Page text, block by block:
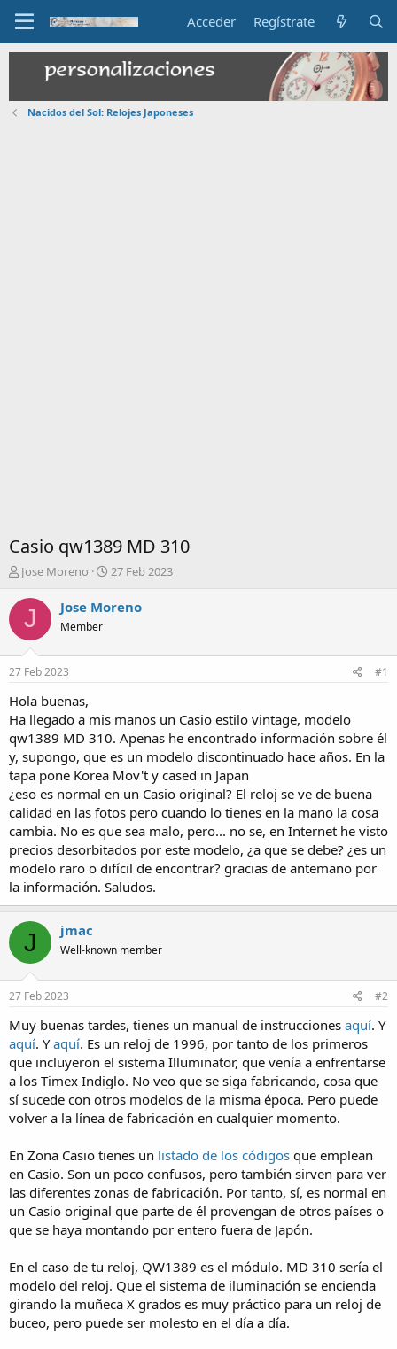
Acceder Regístrate
Nacidos del Sol: Relojes Japoneses
Casio qw1389 MD 310
I
i
c
i
d
r
d
e
l
t
e
m
a
Jose Moreno
F
c
i
i
o
27 Feb 2023
J Jose Moreno
Member
27 Feb 2023 #1
Hola buenas,
Ha llegado a mis manos un Casio estilo vintage, modelo
qw1389 MD 310. Apenas he encontrado información sobre él
y, supongo, que es un modelo discontinuado hace años. En la
tapa pone Korea Mov't y cased in Japan
¿eso es normal en un Casio original? El reloj se ve de buena
calidad en las fotos pero cuando lo tienes en la mano la cosa
cambia. No es que sea malo, pero... no se, en Internet he visto
precios desorbitados por este modelo, ¿a que se debe? ¿es un
modelo raro o difícil de encontrar? gracias de antemano por
la información. Saludos.
J jmac
Well-known member
27 Feb 2023 #2
Muy buenas tardes, tienes un manual de instrucciones aquí. Y
aquí. Yaquí. Es un reloj de 1996, por tanto de los primeros
que incluyeron el sistema Illuminator, que venía a enfrentarse
a los Timex Indiglo. No veo que se siga fabricando, cosa que
sí sucede con otros modelos de la misma época. Pero puede
volver a la línea de fabricación en cualquier momento.
En Zona Casio tienes un listado de los códigos que emplean
en Casio. Son un poco confusos, pero también sirven para ver
las diferentes zonas de fabricación. Por tanto, sí, es normal en
un Casio original que parte de él provengan de otros países o
que se haya montando por entero fuera de Japón.
En el caso de tu reloj, QW1389 es el módulo. MD 310 sería el
modelo del reloj. Que el sistema de iluminación se encienda
girando la muñeca X grados es muy práctico para un reloj de
buceo, pero puede ser molesto en el día a día.